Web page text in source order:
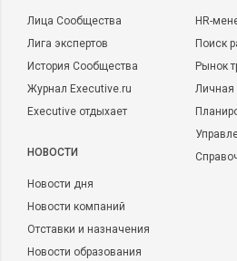
Лица Сообщества
Лига экспертов
История Сообщества
Журнал Executive.ru
Executive отдыхает
НОВОСТИ
Новости дня
Новости компаний
Отставки и назначения
Новости образования
HR-
Поиск
Рынок
Личная